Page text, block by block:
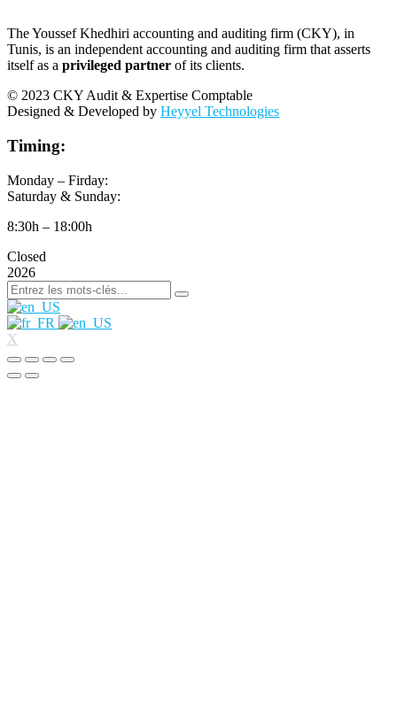
The Youssef Khedhiri accounting and auditing firm (CKY), in
Tunis, is an independent accounting and auditing firm that asserts
itself as a privileged partner of its clients.
© 2023 CKY Audit & Expertise Comptable
Designed & Developed by Heyyel Technologies
Timing:
Monday – Firday:
Saturday & Sunday:
8:30h – 18:00h
Closed
2026
X